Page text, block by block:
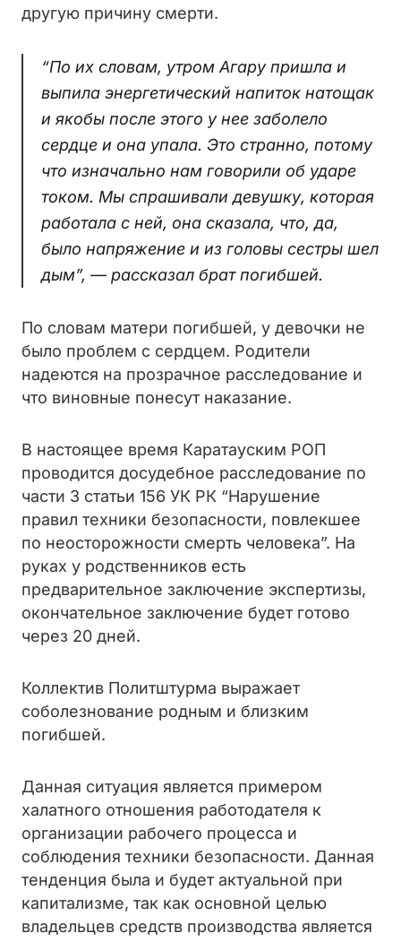
другую причину смерти.
“По их словам, утром Агару пришла и
выпила энергетический напиток натощак
и якобы после этого у нее заболело
сердце и она упала. Это странно, потому
что изначально нам говорили об ударе
током. Мы спрашивали девушку, которая
работала с ней, она сказала, что, да,
было напряжение и из головы сестры шел
дым”, — рассказал брат погибшей.
По словам матери погибшей, у девочки не
было проблем с сердцем. Родители
надеются на прозрачное расследование и
что виновные понесут наказание.
В настоящее время Каратауским РОП
проводится досудебное расследование по
части 3 статьи 156 УК РК “Нарушение
правил техники безопасности, повлекшее
по неосторожности смерть человека”. На
руках у родственников есть
предварительное заключение экспертизы,
окончательное заключение будет готово
через 20 дней.
Коллектив Политштурма выражает
соболезнование родным и близким
погибшей.
Данная ситуация является примером
халатного отношения работодателя к
организации рабочего процесса и
соблюдения техники безопасности. Данная
тенденция была и будет актуальной при
капитализме, так как основной целью
владельцев средств производства является